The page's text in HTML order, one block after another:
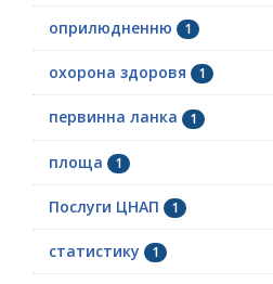
оприлюдненню 1
охорона здоровя 1
первинна ланка 1
площа 1
Послуги ЦНАП 1
статистику 1